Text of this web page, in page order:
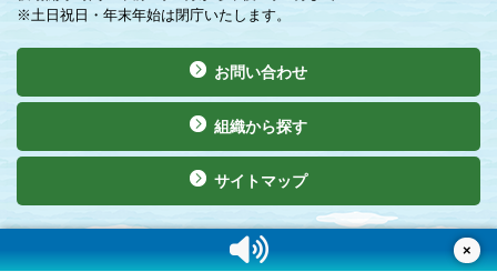
×
※土日祝日・年末年始は閉庁いたします。
お問い合わせ
組織から探す
サイトマップ
©Copyright 2019 Hashikami Town. All rights reserved.